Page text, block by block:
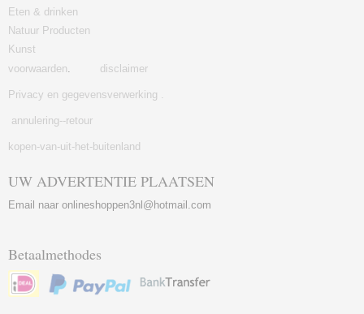
Eten & drinken
Natuur Producten
Kunst
voorwaarden. disclaimer
Privacy en gegevensverwerking .
annulering--retour
kopen-van-uit-het-buitenland
UW ADVERTENTIE PLAATSEN
Email naar onlineshoppen3nl@hotmail.com
Betaalmethodes